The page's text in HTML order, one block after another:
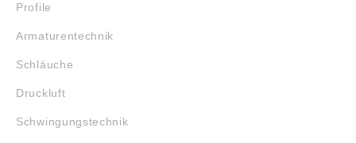
Profile
Armaturentechnik
Schläuche
Druckluft
Schwingungstechnik